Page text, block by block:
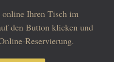
online Ihren Tisch im
den Button klicken und
Reservierung.